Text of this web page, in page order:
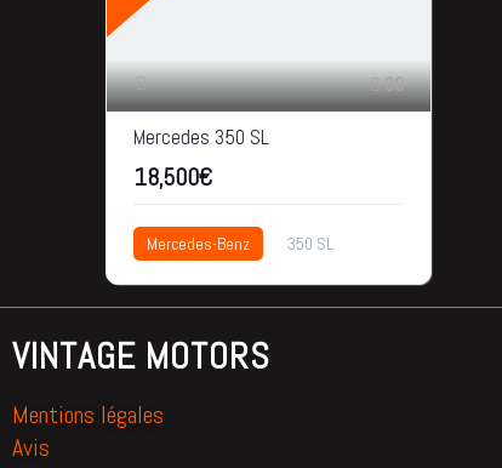
30
Mercedes 350 SL
18,500€
Mercedes-Benz
350 SL
VINTAGE MOTORS
Mentions légales
Avis